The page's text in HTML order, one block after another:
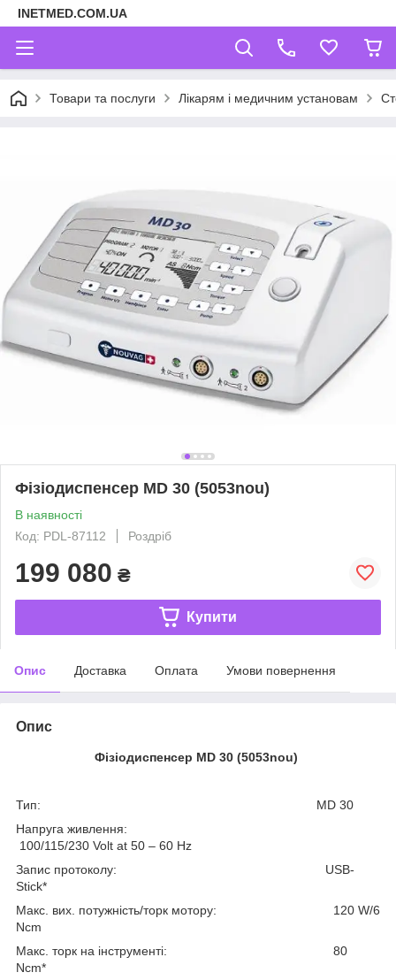
INETMED.COM.UA
Товари та послуги Лікарям і медичним установам
Фізіодиспенсер MD 30 (5053nou)
В наявності
Код: PDL-87112
Роздріб
199 080 ₴
Купити
Опис Доставка Оплата Умови повернення
Опис
Фізіодиспенсер MD 30 (5053nou)
Тип: MD 30
Напруга живлення:
100/115/230 Volt at 50 – 60 Hz
Запис протоколу: USB-
Stick*
Maкс. вих. потужність/торк мотору: 120 W/6
Ncm
Maкс. торк на інструменті: 80
Ncm*